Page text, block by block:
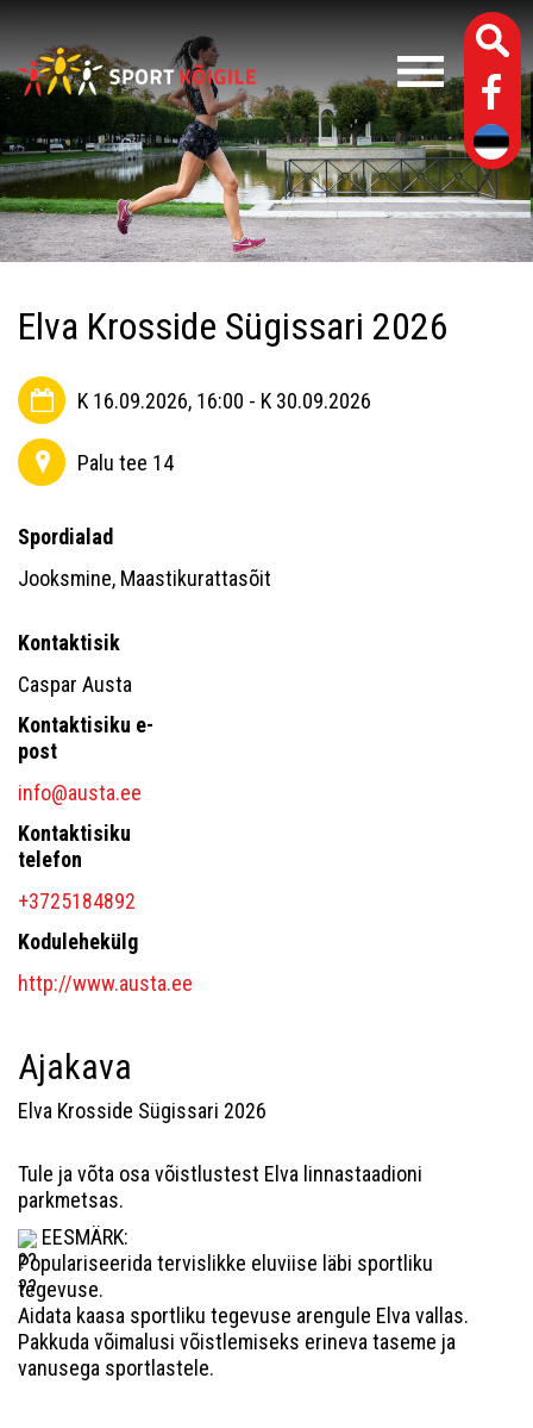
Elva Krosside Sügissari 2026
K 16.09.2026, 16:00 - K 30.09.2026
Palu tee 14
Spordialad
Jooksmine, Maastikurattasõit
Kontaktisik
Caspar Austa
Kontaktisiku e-
post
info@austa.ee
Kontaktisiku
telefon
+3725184892
Kodulehekülg
http://www.austa.ee
Ajakava
Elva Krosside Sügissari 2026
Tule ja võta osa võistlustest Elva linnastaadioni
parkmetsas.
EESMÄRK:
Populariseerida tervislikke eluviise läbi sportliku
tegevuse.
Aidata kaasa sportliku tegevuse arengule Elva vallas.
Pakkuda võimalusi võistlemiseks erineva taseme ja
vanusega sportlastele.